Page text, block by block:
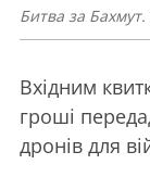
Битва за
Вхідним
гроші
дронів для